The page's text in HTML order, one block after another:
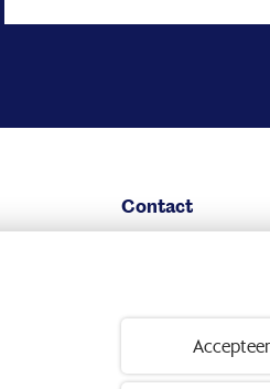
moment is het wel een keer klaar.
Contact
Volg ons op: